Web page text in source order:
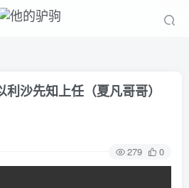
沙先知上任（夏凡哥哥）
279 0